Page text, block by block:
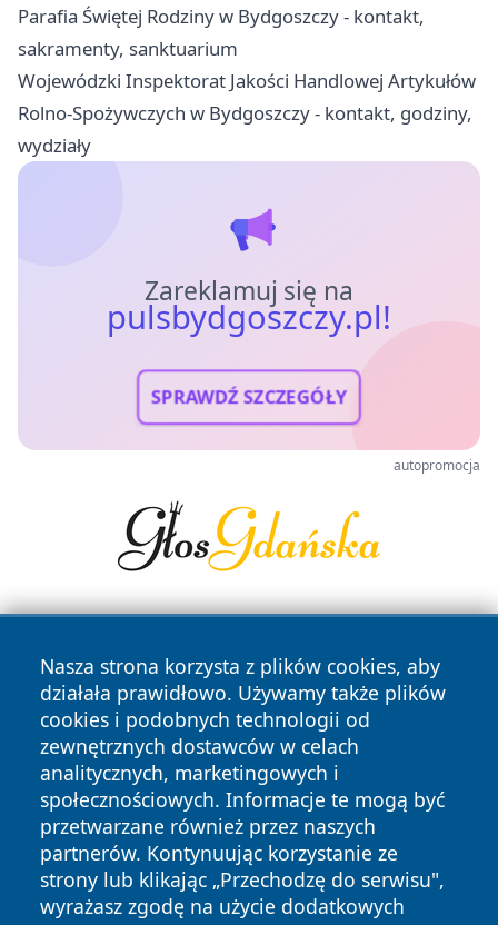
Parafia Świętej Rodziny w Bydgoszczy - kontakt,
sakramenty, sanktuarium
Wojewódzki Inspektorat Jakości Handlowej Artykułów
Rolno-Spożywczych w Bydgoszczy - kontakt, godziny,
wydziały
Zareklamuj się na
pulsbydgoszczy.pl!
SPRAWDŹ SZCZEGÓŁY
autopromocja
Nasza strona korzysta z plików cookies, aby
działała prawidłowo. Używamy także plików
cookies i podobnych technologii od
zewnętrznych dostawców w celach
analitycznych, marketingowych i
społecznościowych. Informacje te mogą być
przetwarzane również przez naszych
partnerów. Kontynuując korzystanie ze
strony lub klikając „Przechodzę do serwisu",
wyrażasz zgodę na użycie dodatkowych
Copyright © 2026 pulsbydgoszczy.pl Wszystkie prawa
zastrzeżone.
News Autorzy
Polityka
Prywatności
Polityka
Cookies